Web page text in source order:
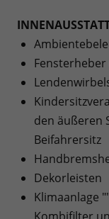
den äußeren
Beifahrersitz
Dekorleisten
Klimaanlage
Kombifilter